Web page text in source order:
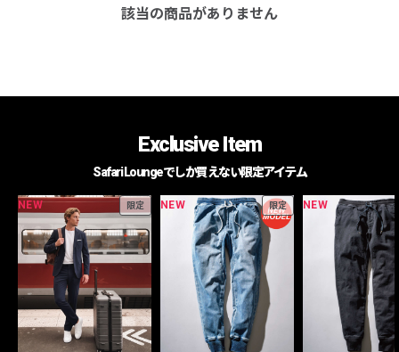
該当の商品がありません
Exclusive Item
Safari Loungeでしか買えない限定アイテム
NEW 限定 NEW 限定 NEW